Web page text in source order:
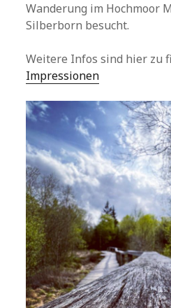
Wanderung im Hochmoor
Silberborn besucht.
Weitere Infos sind hier zu
Impressionen